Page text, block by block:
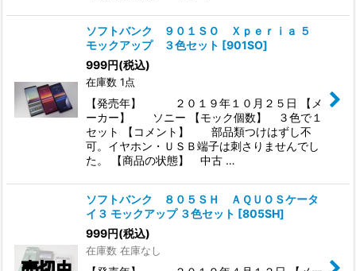
ソフトバンク ９０１ＳＯ Ｘｐｅｒｉａ ５
モックアップ ３色セット [901SO]
999円(税込)
在庫数 1点
【発売年】 ２０１９年１０月２５日 【メ
ーカー】 ソニー 【モック個数】 ３色で１
セット 【コメント】 部品類つけはずし不
可。イヤホン・ＵＳＢ端子は刺さりませんでし
た。 【商品の状態】 中古 …
ソフトバンク ８０５ＳＨ ＡＱＵＯＳケータ
イ３ モックアップ ３色セット [805SH]
999円(税込)
在庫数 在庫なし